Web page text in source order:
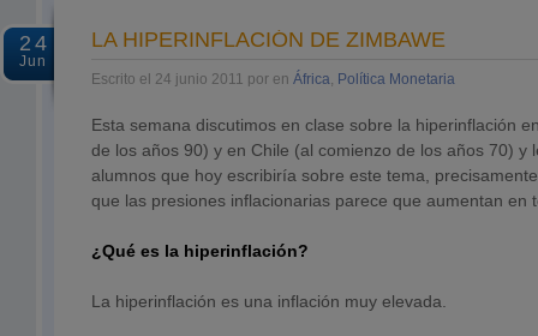
24
Jun
LA HIPERINFLACIÓN DE ZIMBAWE
Escrito el 24 junio 2011 por en África, Política Monetaria
Esta semana discutimos en clase sobre la hiperinflación
de los años 90) y en Chile (al comienzo de los años 70) y
alumnos que hoy escribiría sobre este tema,
que las presiones inflacionarias parece que aumentan en
¿Qué es la hiperinflación?
La hiperinflación es una inflación muy elevada.